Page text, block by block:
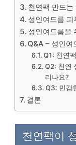
천연팩 만드는
성인여드름 피
성인여드름을
Q&A – 성인여
Q1: 천연
Q2: 천연
리나요?
Q3: 민감
결론
천연팩이